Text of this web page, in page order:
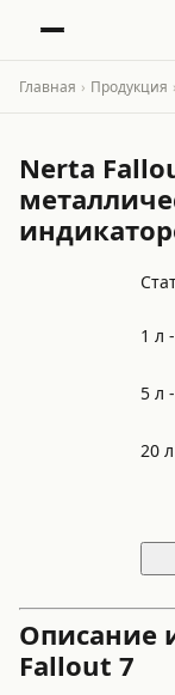
Главная › Продукция ›
Nerta
1 л -
5 л -
20
Описание
Fallout 7